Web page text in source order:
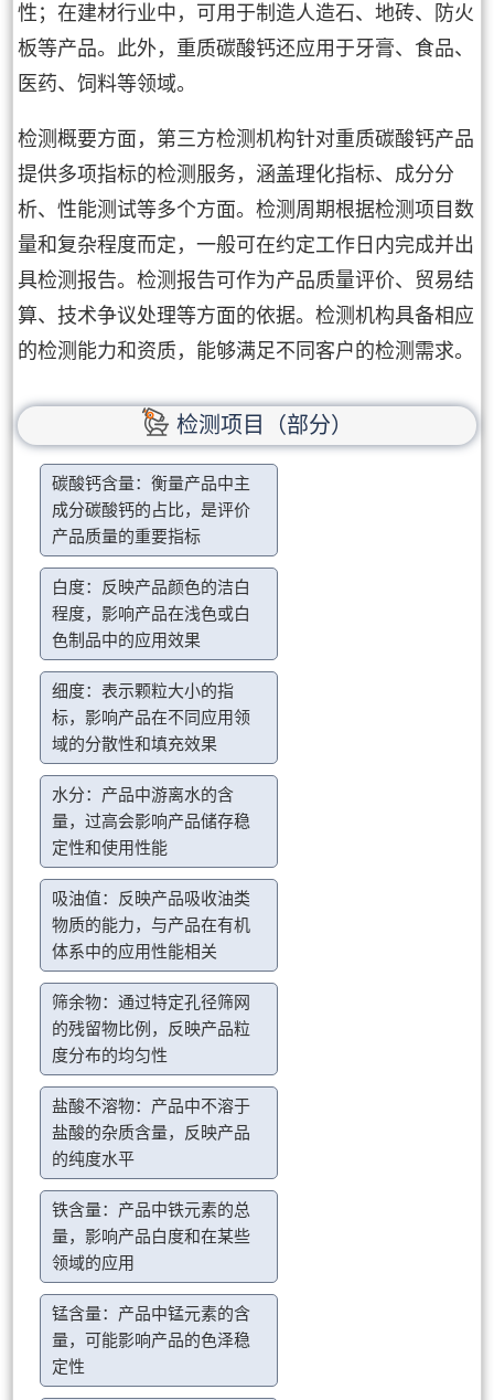
性；在建材行业中，可用于制造人造石、地砖、防火
板等产品。此外，重质碳酸钙还应用于牙膏、食品、
医药、饲料等领域。
检测概要方面，第三方检测机构针对重质碳酸钙产品
提供多项指标的检测服务，涵盖理化指标、成分分
析、性能测试等多个方面。检测周期根据检测项目数
量和复杂程度而定，一般可在约定工作日内完成并出
具检测报告。检测报告可作为产品质量评价、贸易结
算、技术争议处理等方面的依据。检测机构具备相应
的检测能力和资质，能够满足不同客户的检测需求。
检测项目（部分）
碳酸钙含量：衡量产品中主
成分碳酸钙的占比，是评价
产品质量的重要指标
白度：反映产品颜色的洁白
程度，影响产品在浅色或白
色制品中的应用效果
细度：表示颗粒大小的指
标，影响产品在不同应用领
域的分散性和填充效果
水分：产品中游离水的含
量，过高会影响产品储存稳
定性和使用性能
吸油值：反映产品吸收油类
物质的能力，与产品在有机
体系中的应用性能相关
筛余物：通过特定孔径筛网
的残留物比例，反映产品粒
度分布的均匀性
盐酸不溶物：产品中不溶于
盐酸的杂质含量，反映产品
的纯度水平
铁含量：产品中铁元素的总
量，影响产品白度和在某些
领域的应用
锰含量：产品中锰元素的含
量，可能影响产品的色泽稳
定性